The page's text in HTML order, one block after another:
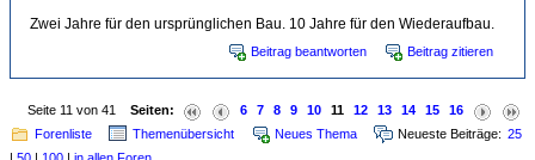
Zwei Jahre für den ursprünglichen Bau. 10 Jahre für den Wiederaufbau.
Beitrag beantworten Beitrag zitieren
Seite 11 von 41 Seiten: 6 7 8 9 10 11 12 13 14 15
16
Forenliste
Themenübersicht Neues Thema Neueste Beiträge: 25